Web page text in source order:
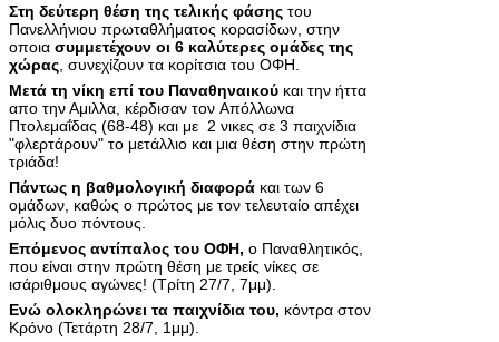
Στη δεύτερη θέση της τελικής φάσης του
Πανελλήνιου πρωταθλήματος κορασίδων, στην
οποια συμμετέχουν οι 6 καλύτερες ομάδες της
χώρας , συνεχίζουν τα κορίτσια του ΟΦΗ.
Μετά τη νίκη επί του Παναθηναικού και την ήττα
απο την Αμιλλα, κέρδισαν τον Απόλλωνα
Πτολεμαΐδας (68-48) και με 2 νικες σε 3 παιχνίδια
"φλερτάρουν" το μετάλλιο και μια θέση στην πρώτη
τριάδα!
Πάντως η βαθμολογική διαφορά και των 6
ομάδων, καθώς ο πρώτος με τον τελευταίο απέχει
μόλις δυο πόντους.
Επόμενος αντίπαλος του ΟΦΗ, ο Παναθλητικός,
που είναι στην πρώτη θέση με τρείς νίκες σε
ισάριθμους αγώνες! (Τρίτη 27/7, 7μμ).
Eνώ ολοκληρώνει τα παιχνίδια του, κόντρα στον
Κρόνο (Τετάρτη 28/7, 1μμ).